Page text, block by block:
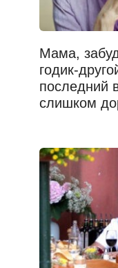
Мама,
годик-
последний
слишком